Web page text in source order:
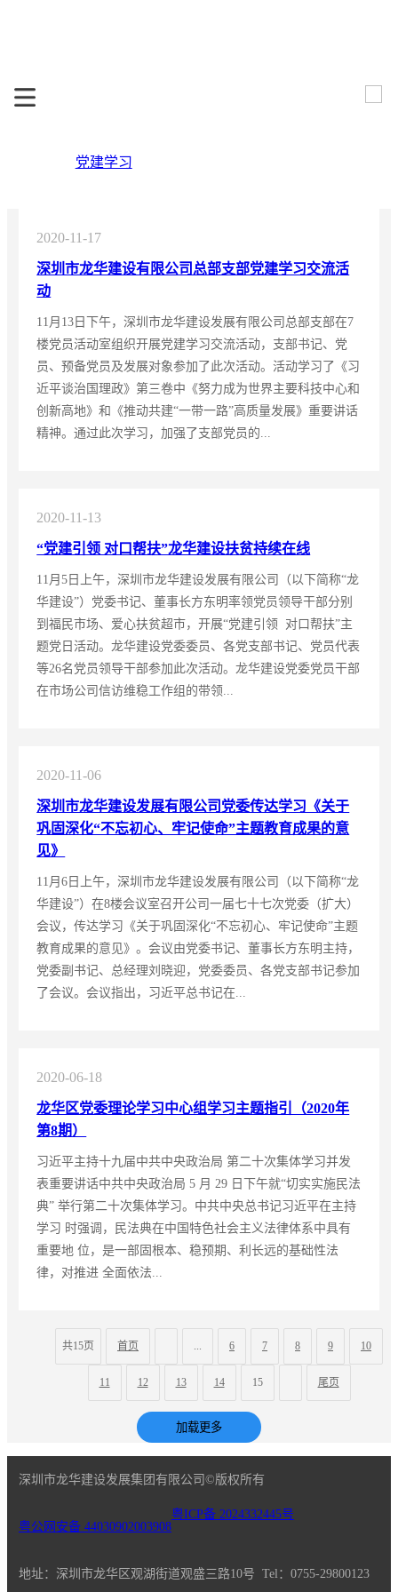
党建学习
2020-11-17
深圳市龙华建设有限公司总部支部党建学习交流活
动
11月13日下午，深圳市龙华建设发展有限公司总部支部在7
楼党员活动室组织开展党建学习交流活动，支部书记、党
员、预备党员及发展对象参加了此次活动。活动学习了《习
近平谈治国理政》第三卷中《努力成为世界主要科技中心和
创新高地》和《推动共建“一带一路”高质量发展》重要讲话
精神。通过此次学习，加强了支部党员的...
2020-11-13
“党建引领 对口帮扶”龙华建设扶贫持续在线
11月5日上午，深圳市龙华建设发展有限公司（以下简称“龙
华建设”）党委书记、董事长方东明率领党员领导干部分别
到福民市场、爱心扶贫超市，开展“党建引领 对口帮扶”主
题党日活动。龙华建设党委委员、各党支部书记、党员代表
等26名党员领导干部参加此次活动。龙华建设党委党员干部
在市场公司信访维稳工作组的带领...
2020-11-06
深圳市龙华建设发展有限公司党委传达学习《关于
巩固深化“不忘初心、牢记使命”主题教育成果的意
见》
11月6日上午，深圳市龙华建设发展有限公司（以下简称“龙
华建设”）在8楼会议室召开公司一届七十七次党委（扩大）
会议，传达学习《关于巩固深化“不忘初心、牢记使命”主题
教育成果的意见》。会议由党委书记、董事长方东明主持，
党委副书记、总经理刘晓迎，党委委员、各党支部书记参加
了会议。会议指出，习近平总书记在...
2020-06-18
龙华区党委理论学习中心组学习主题指引（2020年
第8期）
习近平主持十九届中共中央政治局 第二十次集体学习并发
表重要讲话中共中央政治局 5 月 29 日下午就“切实实施民法
典” 举行第二十次集体学习。中共中央总书记习近平在主持
学习 时强调，民法典在中国特色社会主义法律体系中具有
重要地 位，是一部固根本、稳预期、利长远的基础性法
律，对推进 全面依法...
共15页 首页 ... 6 7 8 9 10
11 12 13 14 15 尾页
深圳市龙华建设发展集团有限公司©版权所有
粤公网安备 44030902003908
粤ICP备 2024332445号
地址：深圳市龙华区观湖街道观盛三路10号 Tel：0755-29800123